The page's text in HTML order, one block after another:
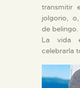
transmitir
jolgorio,
de belingo.
La vida
celebrarla